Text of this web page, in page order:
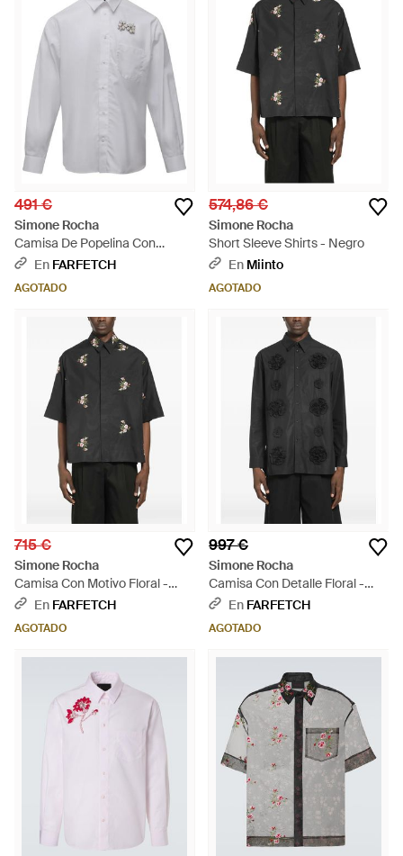
491 €
Simone Rocha
Camisa De Popelina Con
Detalles De Cristal - Gris
En FARFETCH
AGOTADO
574,86 €
Simone Rocha
Short Sleeve Shirts - Negro
En Miinto
AGOTADO
715 €
Simone Rocha
Camisa Con Motivo Floral -
Negro
En FARFETCH
AGOTADO
997 €
Simone Rocha
Camisa Con Detalle Floral -
Negro
En FARFETCH
AGOTADO